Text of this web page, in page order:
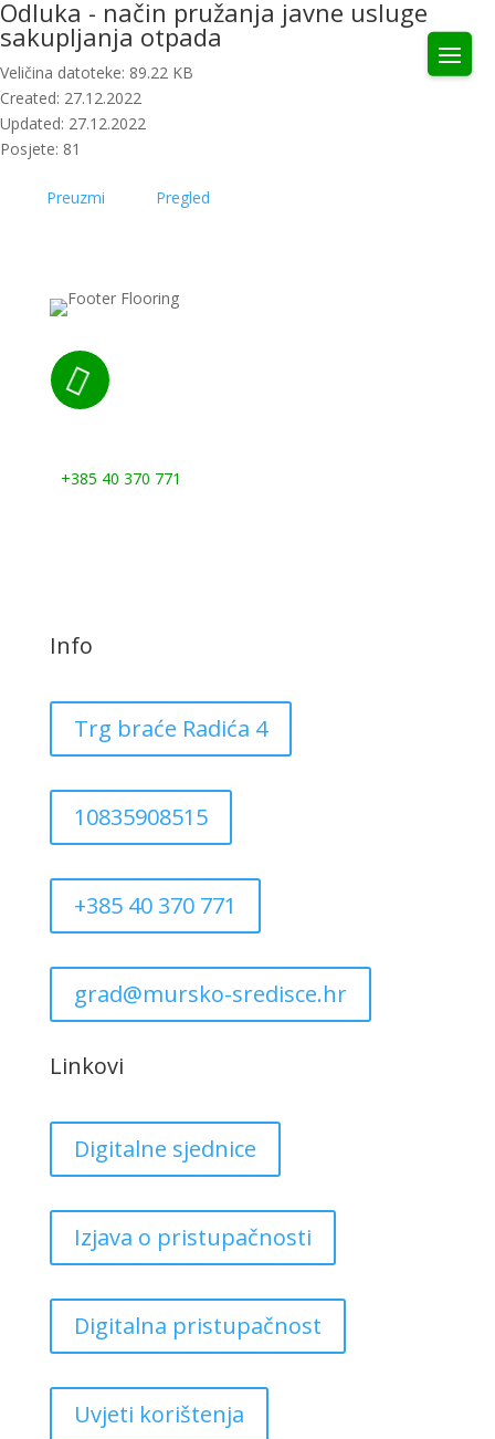
Odluka - način pružanja javne usluge
sakupljanja otpada
Veličina datoteke: 89.22 KB
Created: 27.12.2022
Updated: 27.12.2022
Posjete: 81
Preuzmi Pregled

+385 40 370 771
Info
Trg braće Radića 4
10835908515
+385 40 370 771
grad@mursko-sredisce.hr
Linkovi
Digitalne sjednice
Izjava o pristupačnosti
Digitalna pristupačnost
Uvjeti korištenja